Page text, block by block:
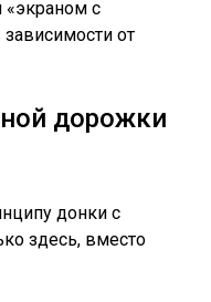
«экраном с
от
дорожки
донки с
здесь, вместо